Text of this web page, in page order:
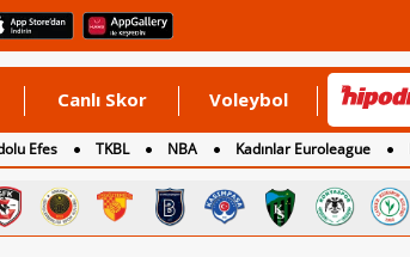
Canlı Skor Voleybol
Efes TKBL NBA Kadınlar Euroleague